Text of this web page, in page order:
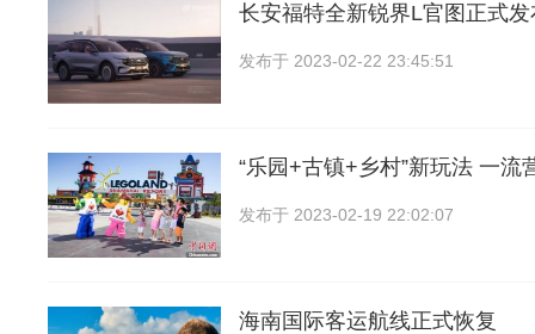
长安福特全新锐界L官图正式
发布于 2023-02-22 23:45:51
“乐园+古镇+乡村”新玩法 一流
发布于 2023-02-19 22:02:07
海南国际客运航线正式恢复